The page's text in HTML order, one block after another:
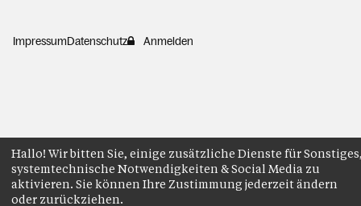
ImpressumDatenschutz Anmelden
Hallo! Wir bitten Sie, einige zusätzliche Dienste für
systemtechnische Notwendigkeiten & Social Media zu
aktivieren. Sie können Ihre Zustimmung jederzeit ändern
oder zurückziehen.